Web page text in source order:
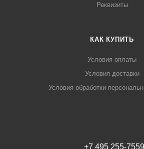
Реквизиты
КАК КУПИТЬ
Условия оплаты
Условия доставки
Условия обработки
+7 495 255-7559